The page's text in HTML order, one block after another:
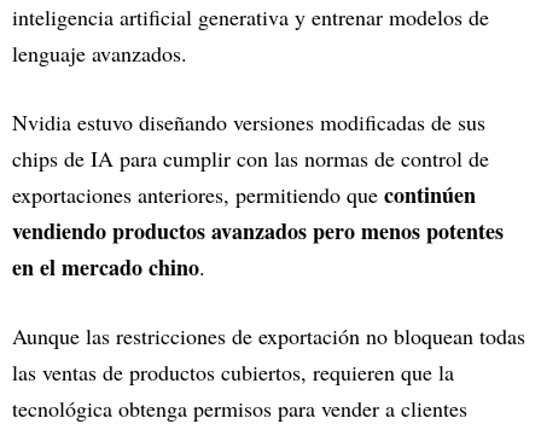
inteligencia artificial generativa y entrenar modelos de
lenguaje avanzados.
Nvidia estuvo diseñando versiones modificadas de sus
chips de IA para cumplir con las normas de control de
exportaciones anteriores, permitiendo que continúen
vendiendo productos avanzados pero menos potentes
en el mercado chino.
Aunque las restricciones de exportación no bloquean todas
las ventas de productos cubiertos, requieren que la
tecnológica obtenga permisos para vender a clientes